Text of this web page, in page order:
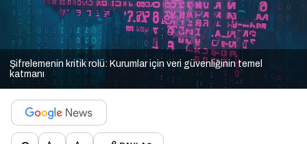
Şifrelemenin kritik rolü: Kurumlar için veri güvenliğinin temel
katmanı